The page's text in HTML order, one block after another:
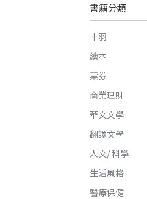
書籍分類
十羽
繪本
票券
商業理財
華文文學
翻譯文學
人文/ 科學
生活風格
醫療保健